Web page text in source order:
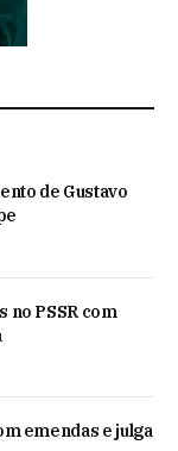
de Gustavo
no PSSR com
emendas e julga